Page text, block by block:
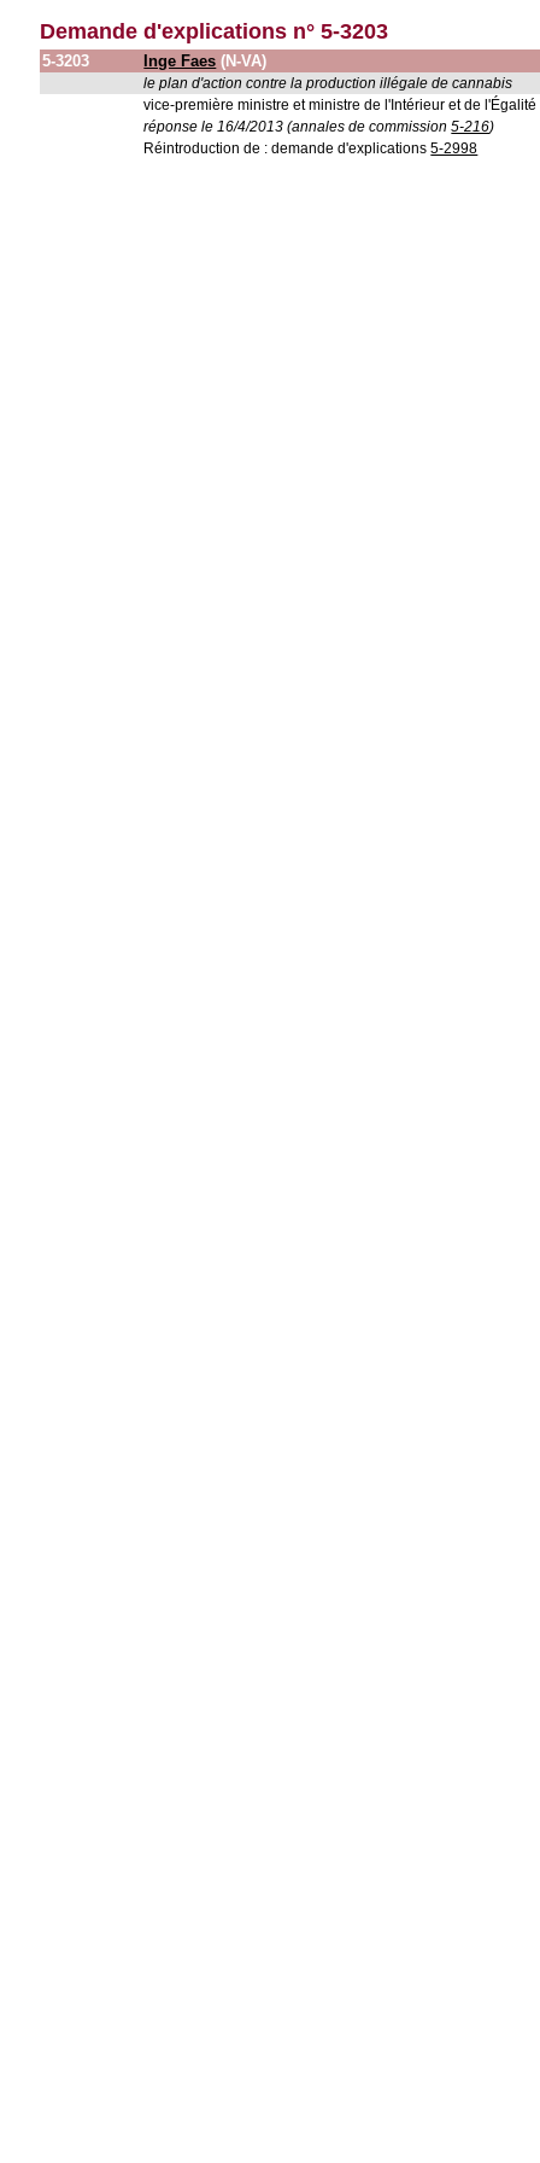
Demande d'explications n° 5-3203
5-3203 Inge Faes (N-VA)
le plan d'action contre la production illégale de cannabis
vice-première ministre et ministre de l'Intérieur et de
réponse le 16/4/2013 (annales de commission5-216)
Réintroduction de : demande d'explications5-2998